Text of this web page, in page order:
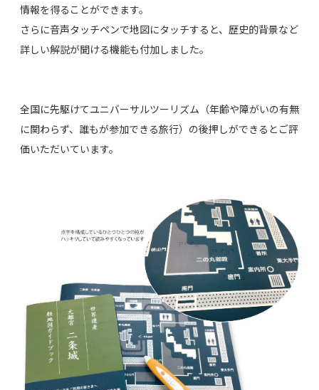
情報を得ることができます。
さらに音声タッチペンで地図にタッチすると、歴史的背景など
詳しい解説が聞ける機能も付加しました。
全国に先駆けてユニバーサルツーリズム（年齢や障がいの有無
に関わらず、誰もが参加できる旅行）の後押しができるとご評
価いただいています。